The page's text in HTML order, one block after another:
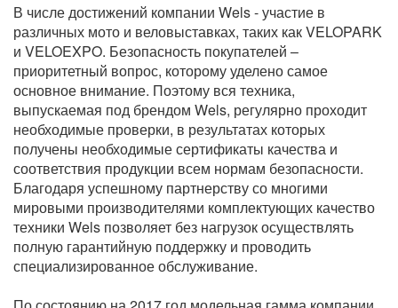
В числе достижений компании Wels - участие в
различных мото и веловыставках, таких как VELOPARK
и VELOEXPO. Безопасность покупателей –
приоритетный вопрос, которому уделено самое
основное внимание. Поэтому вся техника,
выпускаемая под брендом Wels, регулярно проходит
необходимые проверки, в результатах которых
получены необходимые сертификаты качества и
соответствия продукции всем нормам безопасности.
Благодаря успешному партнерству со многими
мировыми производителями комплектующих качество
техники Wels позволяет без нагрузок осуществлять
полную гарантийную поддержку и проводить
специализированное обслуживание.